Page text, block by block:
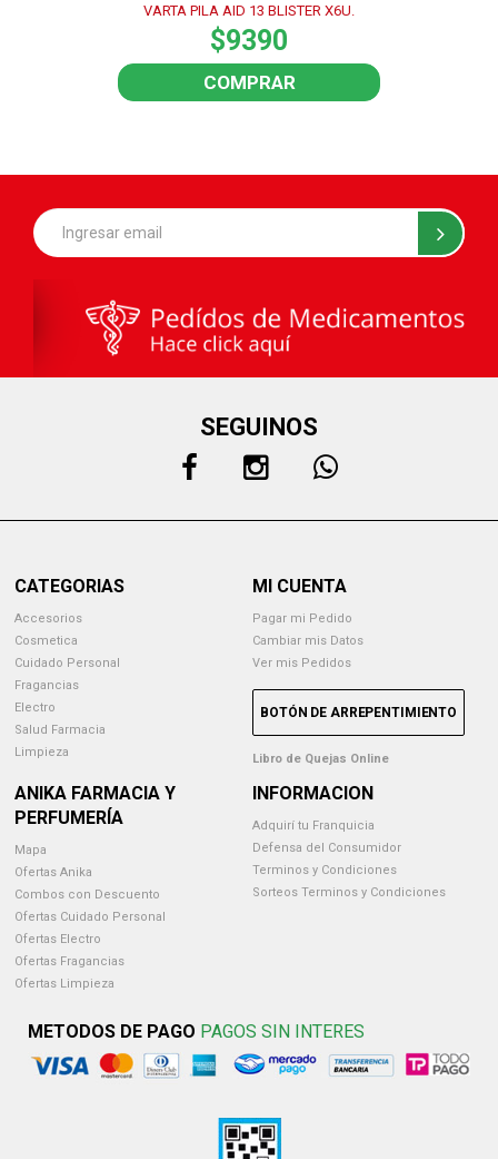
VARTA PILA AID 13 BLISTER X6U.
$9390
COMPRAR
SEGUINOS
CATEGORIAS
Accesorios
Cosmetica
Cuidado Personal
Fragancias
Electro
Salud Farmacia
Limpieza
MI CUENTA
Pagar mi Pedido
Cambiar mis Datos
Ver mis Pedidos
BOTÓN DE ARREPENTIMIENTO
Libro de Quejas Online
ANIKA FARMACIA Y
PERFUMERÍA
Mapa
Ofertas Anika
Combos con Descuento
Ofertas Cuidado Personal
Ofertas Electro
Ofertas Fragancias
Ofertas Limpieza
INFORMACION
Adquirí tu Franquicia
Defensa del Consumidor
Terminos y Condiciones
Sorteos Terminos y Condiciones
METODOS DE PAGO PAGOS SIN INTERES